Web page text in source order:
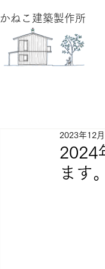
​かねこ建築製作所
2024
ます。
2023年12月